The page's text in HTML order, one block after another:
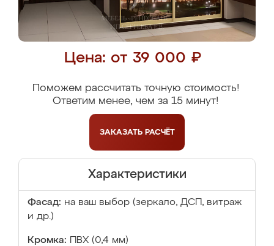
Цена: от 39 000 ₽
Поможем рассчитать точную стоимость!
Ответим менее, чем за 15 минут!
ЗАКАЗАТЬ РАСЧЁТ
Характеристики
Фасад: на ваш выбор (зеркало, ДСП, витраж
и др.)
Кромка: ПВХ (0,4 мм)